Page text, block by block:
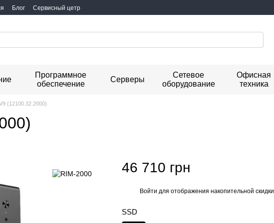
Блог Сервисный цетр
Программное
обеспечение
Серверы
Сетевое
оборудование
Офисная
техника
(12100.32.2000)
46 710 грн
Войти для отображения накопительной скидки
SSD